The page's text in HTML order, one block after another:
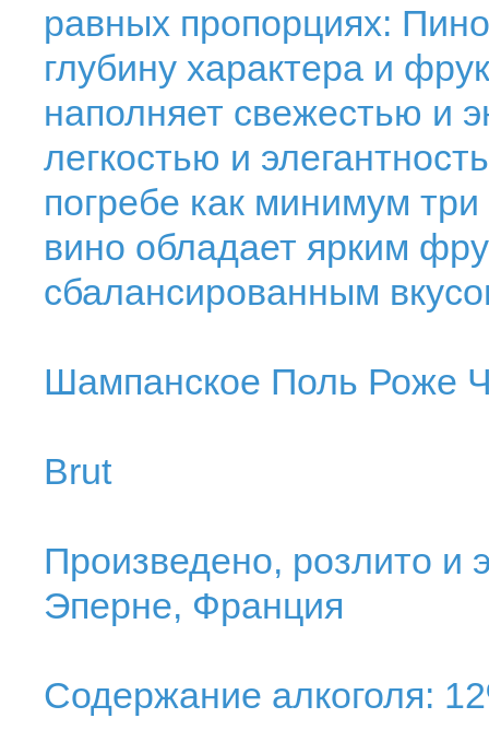
равных пропорциях:
глубину характера и
наполняет свежестью и
легкостью и
погребе как минимум
вино обладает ярким
сбалансированным
Шампанское Поль Роже
Brut
Произведено, розлито и
Эперне, Франция
Содержание алкоголя: